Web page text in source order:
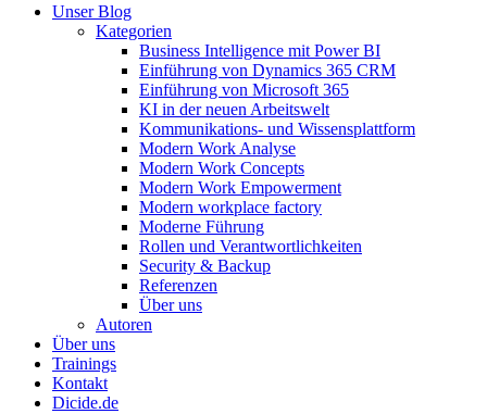
Close
Unser Blog
Kategorien
Business Intelligence mit Power BI
Einführung von Dynamics 365 CRM
Einführung von Microsoft 365
KI in der neuen Arbeitswelt
Kommunikations- und Wissensplattform
Modern Work Analyse
Modern Work Concepts
Modern Work Empowerment
Modern workplace factory
Moderne Führung
Rollen und Verantwortlichkeiten
Security & Backup
Referenzen
Über uns
Autoren
Über uns
Trainings
Kontakt
Dicide.de